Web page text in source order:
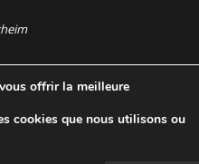
- 18h
- 19h
Attribution 4.0
offrir la meilleure
cookies que nous utilisons ou